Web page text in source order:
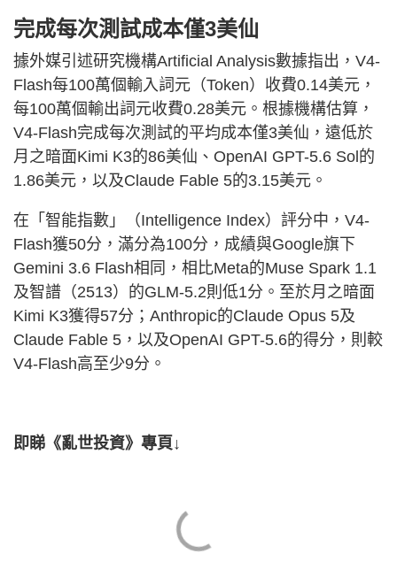
完成每次測試成本僅3美仙
據外媒引述研究機構Artificial Analysis數據指出，V4-
Flash每100萬個輸入詞元（Token）收費0.14美元，
每100萬個輸出詞元收費0.28美元。根據機構估算，
V4-Flash完成每次測試的平均成本僅3美仙，遠低於
月之暗面Kimi K3的86美仙、OpenAI GPT-5.6 Sol的
1.86美元，以及Claude Fable 5的3.15美元。
在「智能指數」（Intelligence Index）評分中，V4-
Flash獲50分，滿分為100分，成績與Google旗下
Gemini 3.6 Flash相同，相比Meta的Muse Spark 1.1
及智譜（2513）的GLM-5.2則低1分。至於月之暗面
Kimi K3獲得57分；Anthropic的Claude Opus 5及
Claude Fable 5，以及OpenAI GPT-5.6的得分，則較
V4-Flash高至少9分。
即睇《亂世投資》專頁↓